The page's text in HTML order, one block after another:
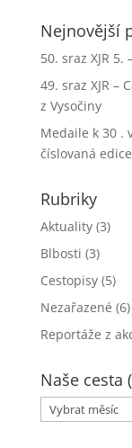
Nejnovější
50. sraz XJR
49. sraz XJR –
z Vysočiny
Medaile k 30 .
číslovaná
Rubriky
Aktuality(3)
Blbosti (3)
Cestopisy(5)
Nezařazené (6)
Reportáže z
Naše cesta
Naše
cesta